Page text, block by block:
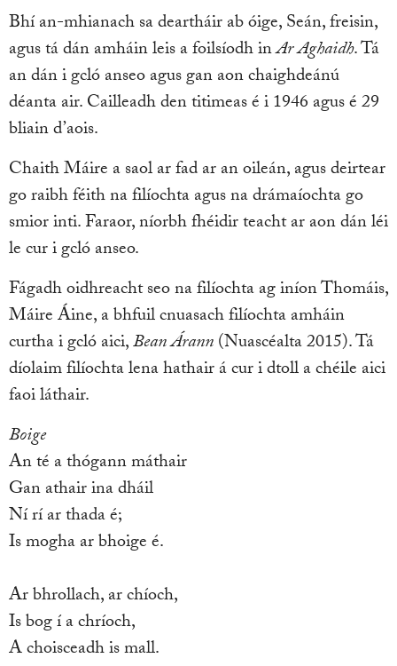
Bhí an-mhianach sa deartháir ab óige, Seán, freisin,
agus tá dán amháin leis a foilsíodh inAr Aghaidh. Tá
an dán i gcló anseo agus gan aon chaighdeánú
déanta air. Cailleadh den titimeas é i 1946 agus é 29
bliain d’aois.
Chaith Máire a saol ar fad ar an oileán, agus deirtear
go raibh féith na filíochta agus na drámaíochta go
smior inti. Faraor, níorbh fhéidir teacht ar aon dán léi
le cur i gcló anseo.
Fágadh oidhreacht seo na filíochta ag iníon Thomáis,
Máire Áine, a bhfuil cnuasach filíochta amháin
curtha i gcló aici,Bean Árann(Nuascéalta 2015). Tá
díolaim filíochta lena hathair á cur i dtoll a chéile aici
faoi láthair.
Boige
An té a thógann máthair
Gan athair ina dháil
Ní rí ar thada é;
Is mogha ar bhoige é.
Ar bhrollach, ar chíoch,
Is bog í a chríoch,
A choisceadh is mall.